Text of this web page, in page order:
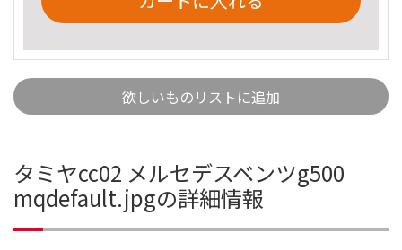
欲しいものリストに追加
タミヤcc02 メルセデスベンツg500
mqdefault.jpgの詳細情報